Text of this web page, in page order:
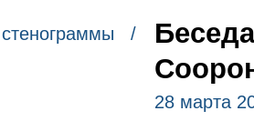
стенограммы /
28 марта